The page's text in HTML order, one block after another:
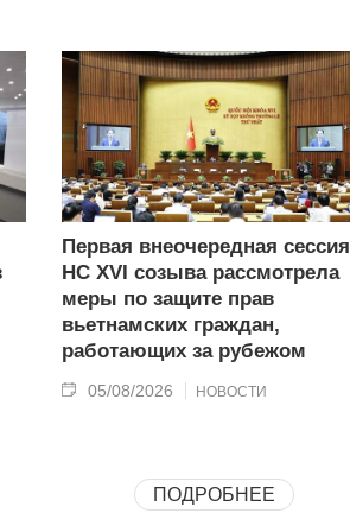
Первая внеочередная сессия
НС XVI созыва рассмотрела
меры по защите прав
вьетнамских граждан,
работающих за рубежом
05/08/2026 НОВОСТИ
ПОДРОБНЕЕ